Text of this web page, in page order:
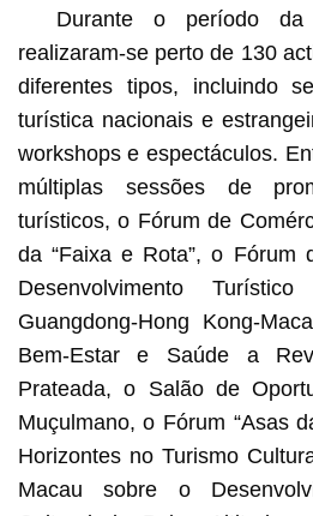
Durante o período
realizaram-se perto de 130
diferentes tipos, incluindo
turística nacionais e
workshops e espectáculos.
múltiplas sessões de
turísticos, o Fórum de
da “Faixa e Rota”, o Fórum
Desenvolvimento
Guangdong-Hong Kong-
Bem-Estar e Saúde a
Prateada, o Salão de
Muçulmano, o Fórum “Asas
Horizontes no Turismo
Macau sobre o